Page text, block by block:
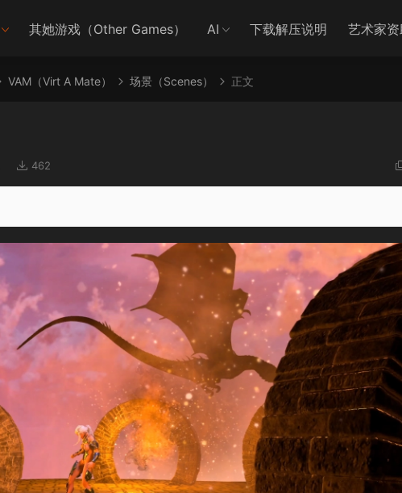
其她游戏（Other Games） AI 下载解压说明 艺术家
VAM（Virt A Mate） 场景（Scenes） 正文
462